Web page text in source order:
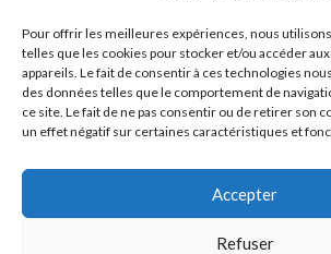
Pour offrir les meilleures expériences, nous
telles que les cookies pour stocker et/ou accéder
appareils. Le fait de consentir à ces technologies
des données telles que le comportement de
ce site. Le fait de ne pas consentir ou de retirer son
un effet négatif sur certaines caractéristiques et
Accepter
Refuser
J'accepte la Politique de confidentialité